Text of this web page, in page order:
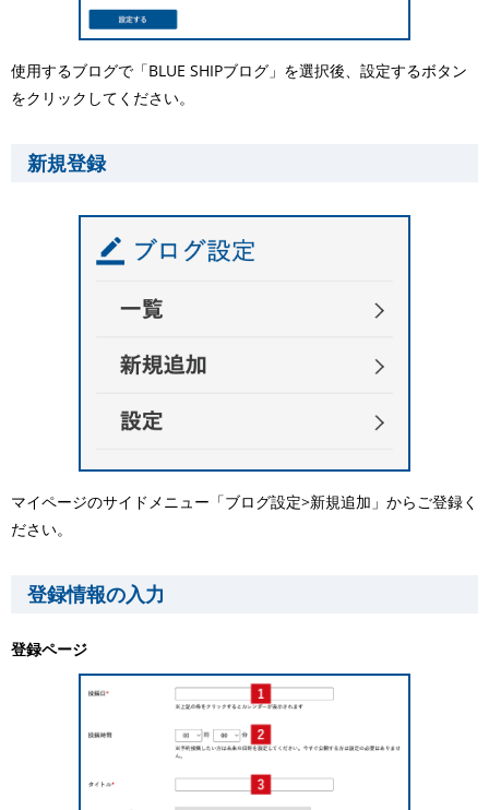
使用するブログで「BLUE SHIPブログ」を選択後、設定するボタン
をクリックしてください。
新規登録
マイページのサイドメニュー「ブログ設定>新規追加」からご登録く
ださい。
登録情報の入力
登録ページ